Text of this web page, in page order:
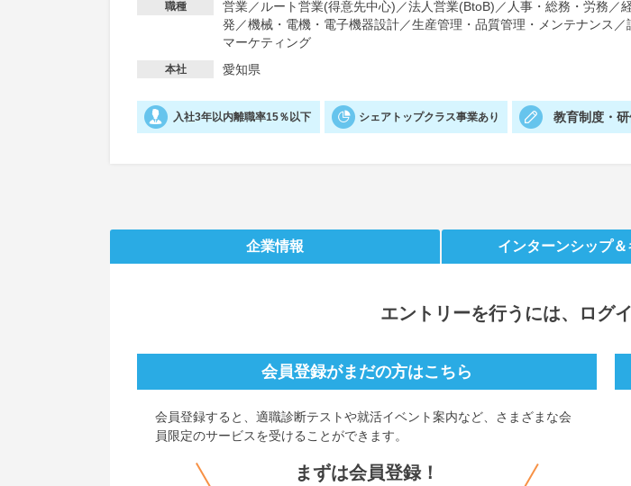
職種 営業／ ルート営業(得意先中心) ／法人営業(BtoB) ／ 人事・総務・労務 ／
発 ／機械・電機・電子機器設計／生産管理・品質管理・メンテナンス ／
マーケティング
本社 愛知県
入社3年以内離職率15％以下 シェアトップクラス事業あり 教育制度・
企業情報 インターンシップ＆
エントリーを行うには、ログ
会員登録がまだの方はこちら
会員登録すると、 適職診断テストや就活イベント案内など、さまざまな会
員限定のサービスを受けることができます。
まずは会員登録！